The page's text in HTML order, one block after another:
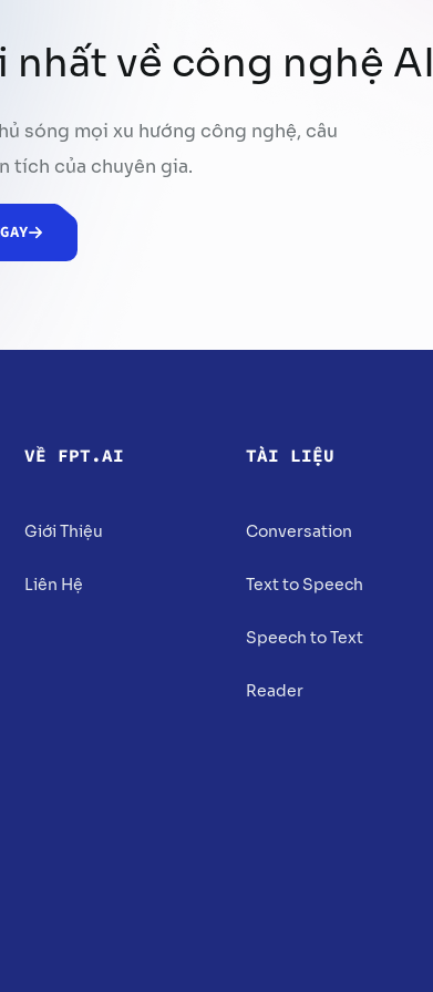
về công nghệ AI
sóng mọi xu hướng công nghệ, câu
tích của chuyên gia.
VỀ FPT.AI
Giới Thiệu
Liên Hệ
TÀI LIỆU
Conversation
Text to Speech
Speech to Text
Reader